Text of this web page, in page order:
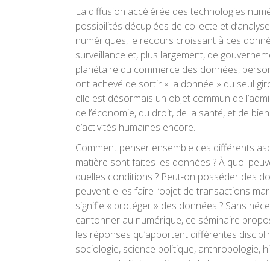
La diffusion accélérée des technologies
possibilités décuplées de collecte et
numériques, le recours croissant à ces
surveillance et, plus largement, de
planétaire du commerce des données,
ont achevé de sortir « la donnée » du seul
elle est désormais un objet commun de
de l’économie, du droit, de la santé, et de
d’activités humaines encore.
Comment penser ensemble ces différents
matière sont faites les données ? À quoi
quelles conditions ? Peut-on posséder des
peuvent-elles faire l’objet de transactions
signifie « protéger » des données ? Sans
cantonner au numérique, ce séminaire
les réponses qu’apportent différentes
sociologie, science politique, anthropologie,